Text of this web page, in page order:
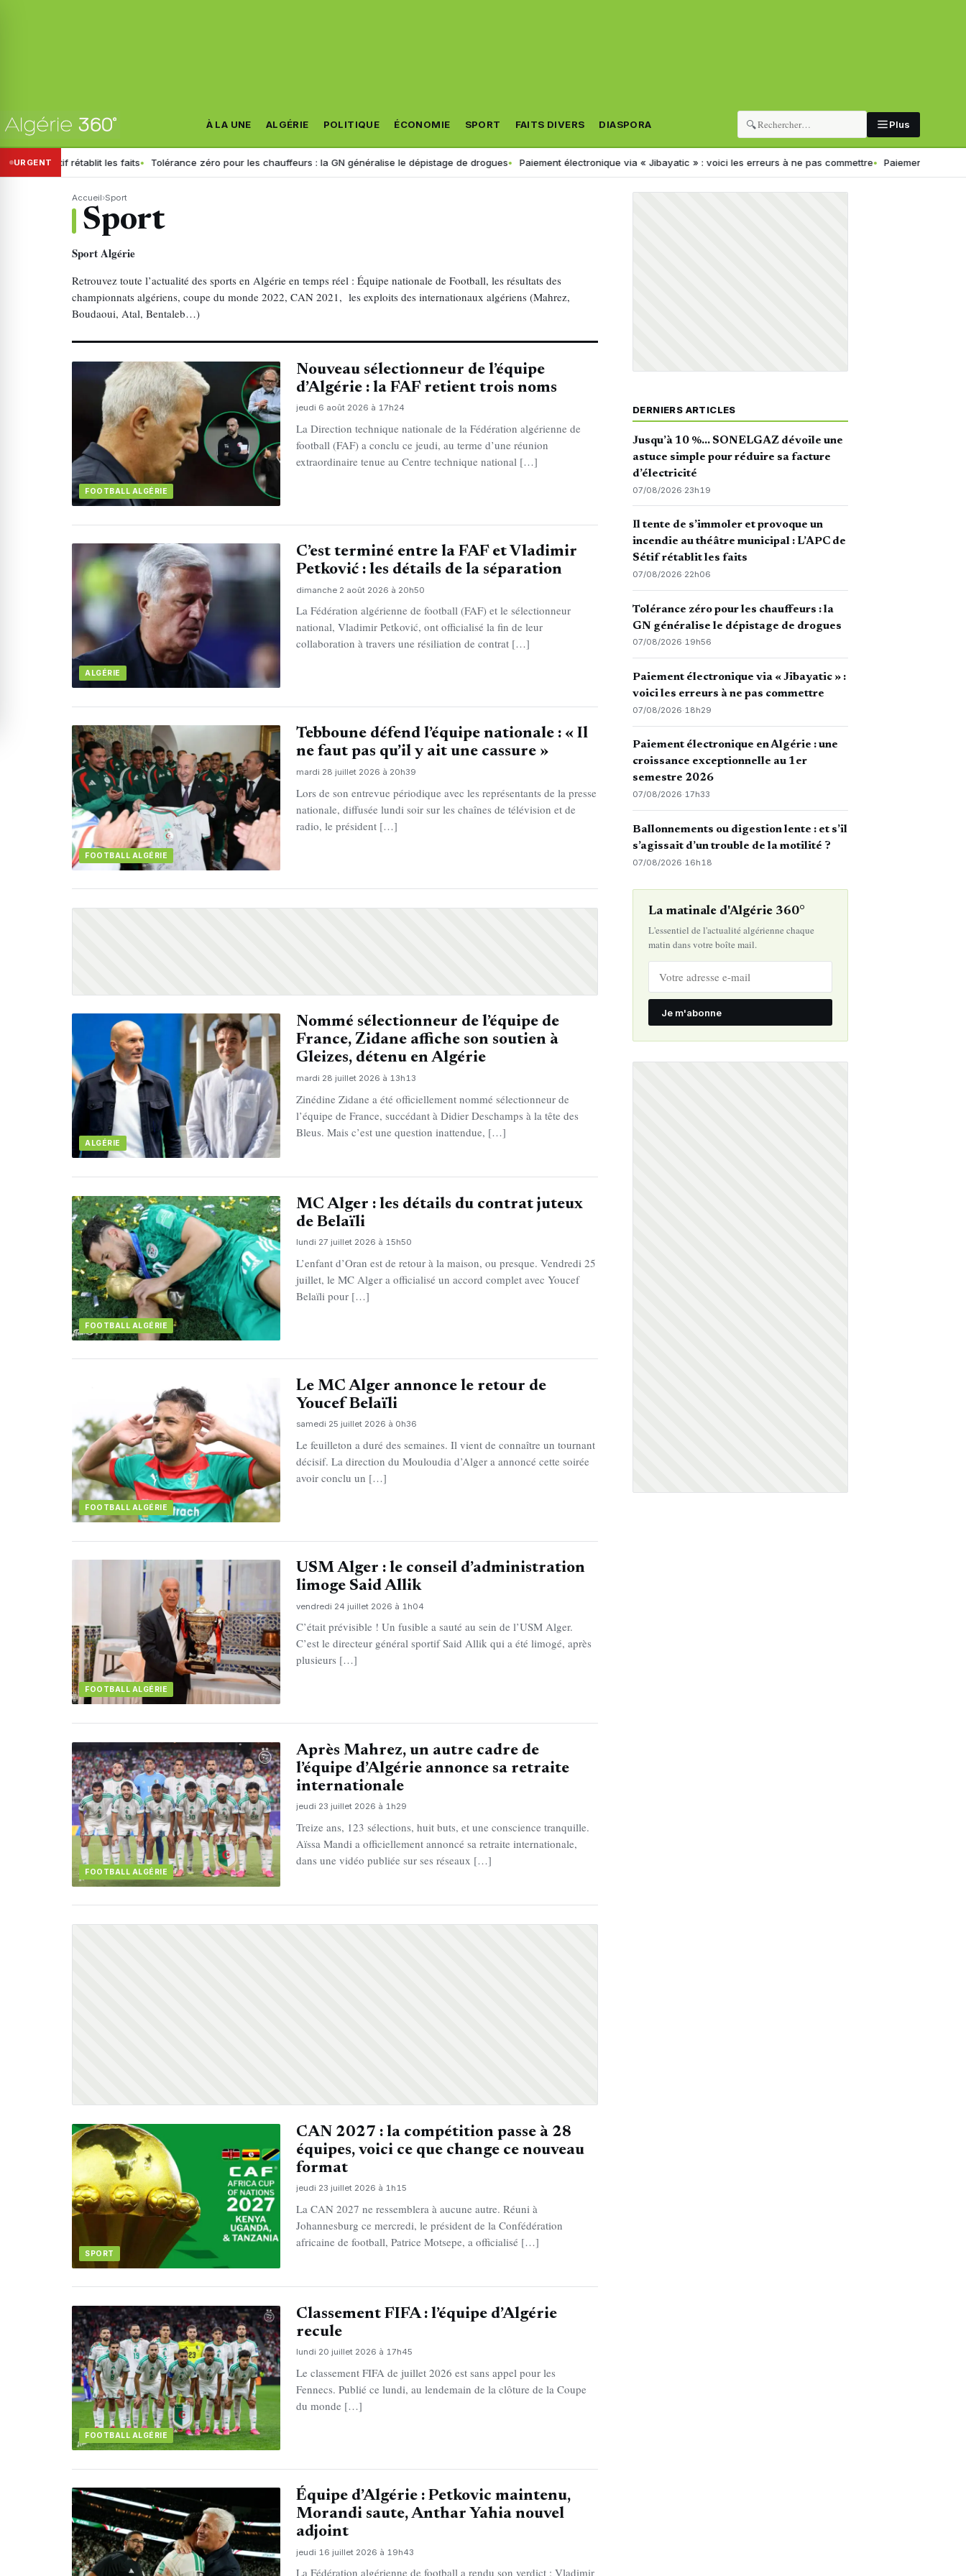
À LA UNE ALGÉRIE POLITIQUE ÉCONOMIE SPORT FAITS DIVERS DIASPORA 🔍 Plus
URGENT
rétablit les faits Tolérance zéro pour les chauffeurs : la GN généralise le dépistage de drogues Paiement électronique via « Jibayatic » : voici les erreurs à ne pas commettre Paiement électronique en
Accueil›Sport
Sport
Sport Algérie
Retrouvez toute l’actualité des sports en Algérie en temps réel : Équipe nationale de Football, les résultats des
championnats algériens, coupe du monde 2022, CAN 2021, les exploits des internationaux algériens (Mahrez,
Boudaoui, Atal, Bentaleb…)
FOOTBALL ALGÉRIE
Nouveau sélectionneur de l’équipe
d’Algérie : la FAF retient trois noms
jeudi 6 août 2026 à 17h24
La Direction technique nationale de la Fédération algérienne de
football (FAF) a conclu ce jeudi, au terme d’une réunion
extraordinaire tenue au Centre technique national […]
ALGÉRIE
C’est terminé entre la FAF et Vladimir
Petković : les détails de la séparation
dimanche 2 août 2026 à 20h50
La Fédération algérienne de football (FAF) et le sélectionneur
national, Vladimir Petković, ont officialisé la fin de leur
collaboration à travers une résiliation de contrat […]
FOOTBALL ALGÉRIE
Tebboune défend l’équipe nationale : « Il
ne faut pas qu’il y ait une cassure »
mardi 28 juillet 2026 à 20h39
Lors de son entrevue périodique avec les représentants de la presse
nationale, diffusée lundi soir sur les chaînes de télévision et de
radio, le président […]
ALGÉRIE
Nommé sélectionneur de l’équipe de
France, Zidane affiche son soutien à
Gleizes, détenu en Algérie
mardi 28 juillet 2026 à 13h13
Zinédine Zidane a été officiellement nommé sélectionneur de
l’équipe de France, succédant à Didier Deschamps à la tête des
Bleus. Mais c’est une question inattendue, […]
FOOTBALL ALGÉRIE
MC Alger : les détails du contrat juteux
de Belaïli
lundi 27 juillet 2026 à 15h50
L’enfant d’Oran est de retour à la maison, ou presque. Vendredi 25
juillet, le MC Alger a officialisé un accord complet avec Youcef
Belaïli pour […]
FOOTBALL ALGÉRIE
Le MC Alger annonce le retour de
Youcef Belaïli
samedi 25 juillet 2026 à 0h36
Le feuilleton a duré des semaines. Il vient de connaître un tournant
décisif. La direction du Mouloudia d’Alger a annoncé cette soirée
avoir conclu un […]
FOOTBALL ALGÉRIE
USM Alger : le conseil d’administration
limoge Said Allik
vendredi 24 juillet 2026 à 1h04
C’était prévisible ! Un fusible a sauté au sein de l’USM Alger.
C’est le directeur général sportif Said Allik qui a été limogé, après
plusieurs […]
FOOTBALL ALGÉRIE
Après Mahrez, un autre cadre de
l’équipe d’Algérie annonce sa retraite
internationale
jeudi 23 juillet 2026 à 1h29
Treize ans, 123 sélections, huit buts, et une conscience tranquille.
Aïssa Mandi a officiellement annoncé sa retraite internationale,
dans une vidéo publiée sur ses réseaux […]
SPORT
CAN 2027 : la compétition passe à 28
équipes, voici ce que change ce nouveau
format
jeudi 23 juillet 2026 à 1h15
La CAN 2027 ne ressemblera à aucune autre. Réuni à
Johannesburg ce mercredi, le président de la Confédération
africaine de football, Patrice Motsepe, a officialisé […]
FOOTBALL ALGÉRIE
Classement FIFA : l’équipe d’Algérie
recule
lundi 20 juillet 2026 à 17h45
Le classement FIFA de juillet 2026 est sans appel pour les
Fennecs. Publié ce lundi, au lendemain de la clôture de la Coupe
du monde […]
Équipe d’Algérie : Petkovic maintenu,
Morandi saute, Anthar Yahia nouvel
adjoint
jeudi 16 juillet 2026 à 19h43
La Fédération algérienne de football a rendu son verdict : Vladimir
DERNIERS ARTICLES
Jusqu’à 10 %… SONELGAZ dévoile une
astuce simple pour réduire sa facture
d’électricité
07/08/2026·23h19
Il tente de s’immoler et provoque un
incendie au théâtre municipal : L’APC de
Sétif rétablit les faits
07/08/2026·22h06
Tolérance zéro pour les chauffeurs : la
GN généralise le dépistage de drogues
07/08/2026·19h56
Paiement électronique via « Jibayatic » :
voici les erreurs à ne pas commettre
07/08/2026· 18h29
Paiement électronique en Algérie : une
croissance exceptionnelle au 1er
semestre 2026
07/08/2026·17h33
Ballonnements ou digestion lente : et s’il
s’agissait d’un trouble de la motilité ?
07/08/2026· 16h18
La matinale d'Algérie 360°
L'essentiel de l'actualité algérienne chaque
matin dans votre boîte mail.
Je m'abonne